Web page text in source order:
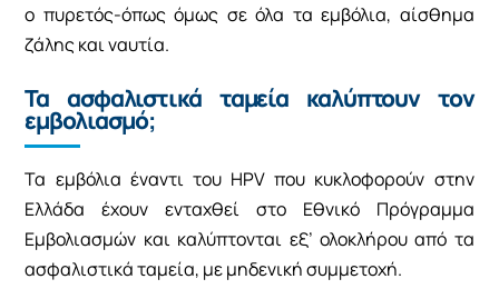
ο πυρετός-όπως όμως σε όλα τα εμβόλια, αίσθημα
ζάλης και ναυτία.
Τα ασφαλιστικά ταμεία καλύπτουν τον
εμβολιασμό;
Τα εμβόλια έναντι του HPV που κυκλοφορούν στην
Ελλάδα έχουν ενταχθεί στο Εθνικό Πρόγραμμα
Εμβολιασμών και καλύπτονται εξ’ ολοκλήρου από τα
ασφαλιστικά ταμεία, με μηδενική συμμετοχή.